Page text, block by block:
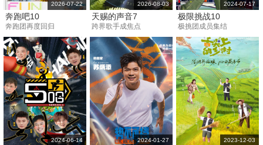
奔跑吧10
奔跑团再度回归
2026-07-22
天赐的声音7
跨界歌手成焦点
2026-08-03
极限挑战10
极挑团成员集结
2024-07-17
2024-06-14 2024-01-27 2023-12-03